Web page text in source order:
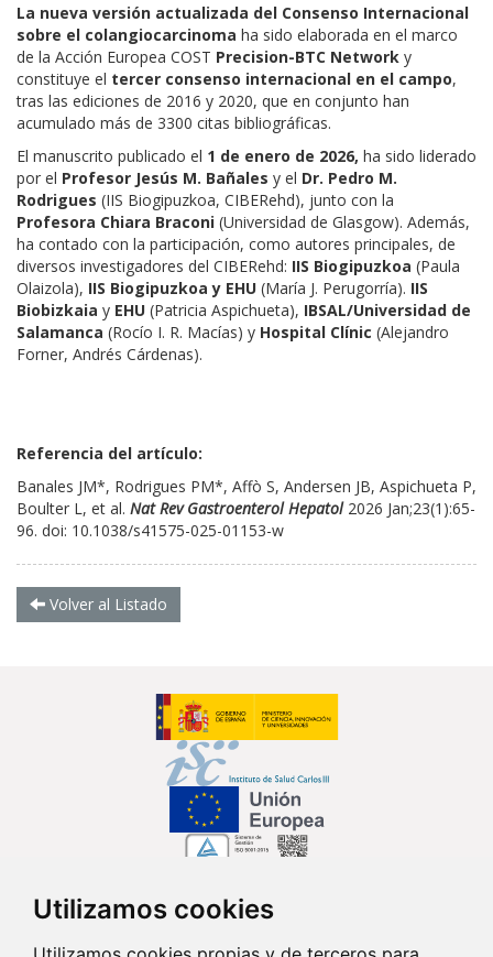
Utilizamos cookies
La nueva versión actualizada del Consenso Internacional
sobre el colangiocarcinoma ha sido elaborada en el marco
de la Acción Europea COST Precision-BTC Network y
constituye el tercer consenso internacional en el campo,
tras las ediciones de 2016 y 2020, que en conjunto han
acumulado más de 3300 citas bibliográficas.
El manuscrito publicado el 1 de enero de 2026, ha sido liderado
por el Profesor Jesús M. Bañales y el Dr. Pedro M.
Rodrigues (IIS Biogipuzkoa, CIBERehd), junto con la
Profesora Chiara Braconi (Universidad de Glasgow). Además,
ha contado con la participación, como autores principales, de
diversos investigadores del CIBERehd: IIS Biogipuzkoa (Paula
Olaizola), IIS Biogipuzkoa y EHU (María J. Perugorría). IIS
Biobizkaia y EHU (Patricia Aspichueta), IBSAL/Universidad de
Salamanca (Rocío I. R. Macías) y Hospital Clínic (Alejandro
Forner, Andrés Cárdenas).
Referencia del artículo:
Banales JM*, Rodrigues PM*, Affò S, Andersen JB, Aspichueta P,
Boulter L, et al. Nat Rev Gastroenterol Hepatol2026 Jan;23(1):65-
96. doi: 10.1038/s41575-025-01153-w
Volver al Listado
Síguenos en...